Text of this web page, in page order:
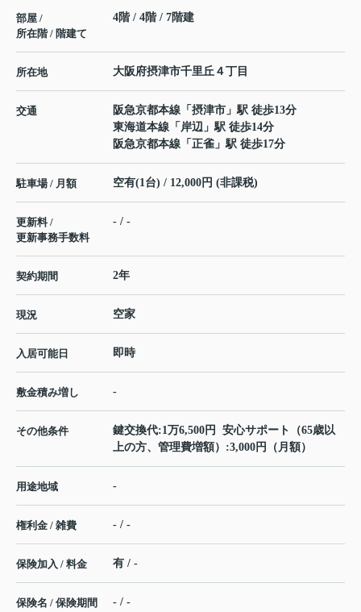
部屋 /
所在階 / 階建て
4階 / 4階 / 7階建
所在地 大阪府摂津市千里丘 ４丁目
交通 阪急京都本線 「 摂津市 」駅 徒歩13分
東海道本線 「 岸辺 」駅 徒歩14分
阪急京都本線 「 正雀 」駅 徒歩17分
駐車場 / 月額 空有(1台) / 12,000円 (非課税)
更新料 /
更新事務手数料
- / -
契約期間 2年
現況 空家
入居可能日 即時
敷金積み増し -
その他条件
鍵交換代:1万6,500円 安心サポート（65歳以
上の方、管理費増額）:3,000円（月額）
用途地域 -
権利金 / 雑費 - / -
保険加入 / 料金 有 / -
保険名 / 保険期間 - / -